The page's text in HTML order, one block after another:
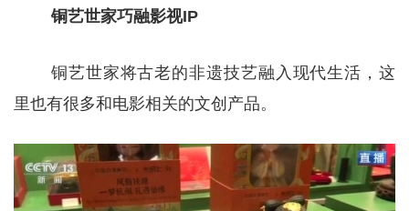
铜艺世家巧融影视IP
铜艺世家将古老的非遗技艺融入现代生活，这
里也有很多和电影相关的文创产品。